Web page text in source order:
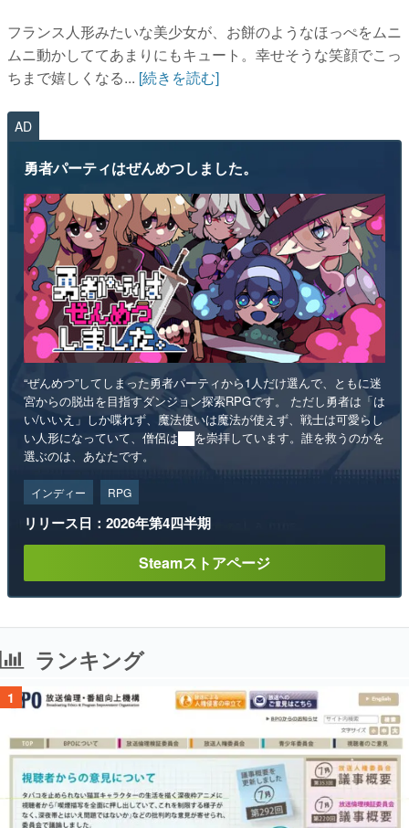
フランス人形みたいな美少女が、お餅のようなほっぺをムニ
ムニ動かしててあまりにもキュート。幸せそうな笑顔でこっ
ちまで嬉しくなる... [続きを読む]
AD
勇者パーティはぜんめつしました。
“ぜんめつ”してしまった勇者パーティから1人だけ選んで、ともに迷
宮からの脱出を目指すダンジョン探索RPGです。 ただし勇者は「は
い/いいえ」しか喋れず、魔法使いは魔法が使えず、戦士は可愛らし
い人形になっていて、僧侶は██を崇拝しています。誰を救うのかを
選ぶのは、あなたです。
インディー RPG
リリース日：2026年第4四半期
Steamストアページ
ランキング
1